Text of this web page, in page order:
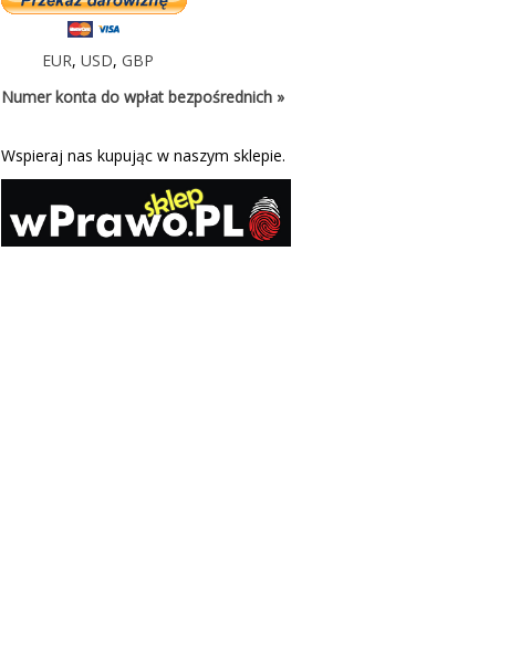
EUR,USD,GBP
Numer konta do wpłat bezpośrednich »
Wspieraj nas kupując w naszym sklepie.